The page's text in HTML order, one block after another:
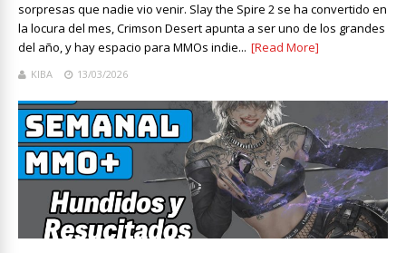
sorpresas que nadie vio venir. Slay the Spire 2 se ha convertido en
la locura del mes, Crimson Desert apunta a ser uno de los grandes
del año, y hay espacio para MMOs indie... [Read More]
KIBA 13/03/2026